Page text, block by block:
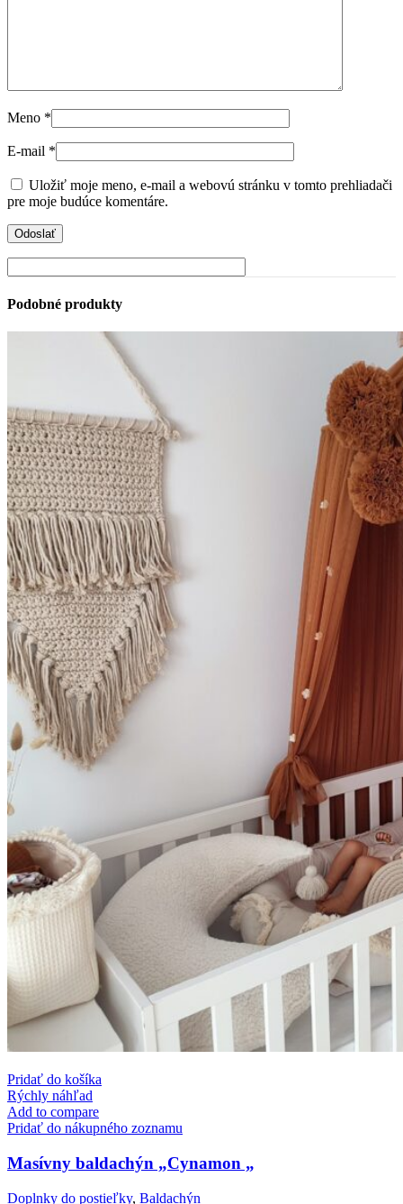
Meno *
E-mail *
Uložiť moje meno, e-mail a webovú stránku v tomto prehliadači
pre moje budúce komentáre.
Podobné produkty
Pridať do košíka
Rýchly náhľad
Add to compare
Pridať do nákupného zoznamu
Masívny baldachýn „Cynamon „
Doplnky do postieľky, Baldachýn